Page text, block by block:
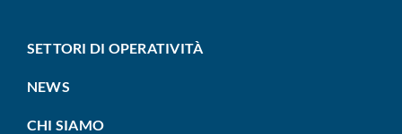
SETTORI DI OPERATIVITÀ
NEWS
CHI SIAMO